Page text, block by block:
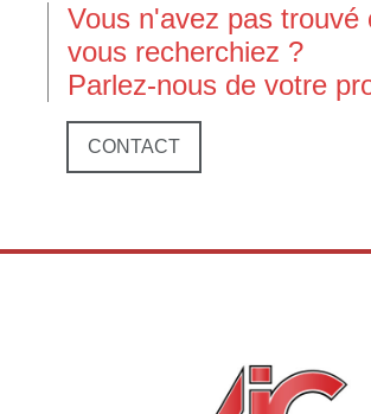
Vous n'avez pas trouvé
vous recherchiez ?
Parlez-nous de votre
CONTACT